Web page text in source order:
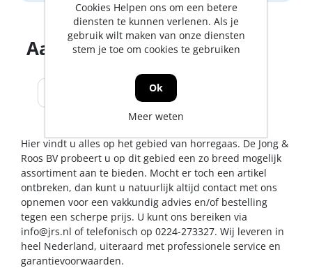
Aantal producten tonen
Hier vindt u alles op het gebied van horregaas. De Jong &
Roos BV probeert u op dit gebied een zo breed mogelijk
assortiment aan te bieden. Mocht er toch een artikel
ontbreken, dan kunt u natuurlijk altijd contact met ons
opnemen voor een vakkundig advies en/of bestelling
tegen een scherpe prijs. U kunt ons bereiken via
info@jrs.nl of telefonisch op 0224-273327. Wij leveren in
heel Nederland, uiteraard met professionele service en
garantievoorwaarden.
Cookies Helpen ons om een betere
diensten te kunnen verlenen. Als je
gebruik wilt maken van onze diensten
stem je toe om cookies te gebruiken
Ok
Meer weten